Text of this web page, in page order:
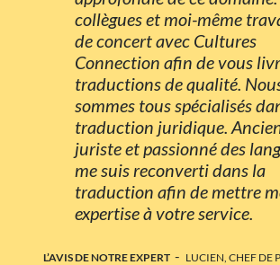
collègues et moi-même
de concert avec Cultures
Connection afin de vous
traductions de qualité.
sommes tous spécialisés
traduction juridique.
juriste et passionné des
me suis reconverti dans la
traduction afin de mettre
expertise à votre service.
L’AVIS DE NOTRE EXPERT - LUCIEN, CHEF DE